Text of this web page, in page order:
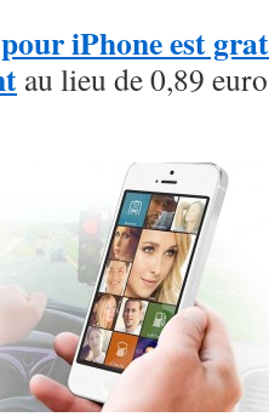
iPhone est
au lieu de 0,89